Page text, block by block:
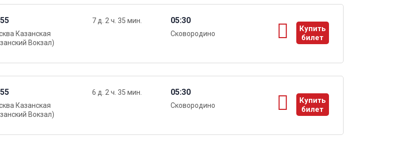
Казанская
Вокзал)
7 д. 2 ч. 35 мин. 05:30
Сковородино
Купить
билет
ы
Казанская
Вокзал)
6 д. 2 ч. 35 мин. 05:30
Сковородино
Купить
билет
ы